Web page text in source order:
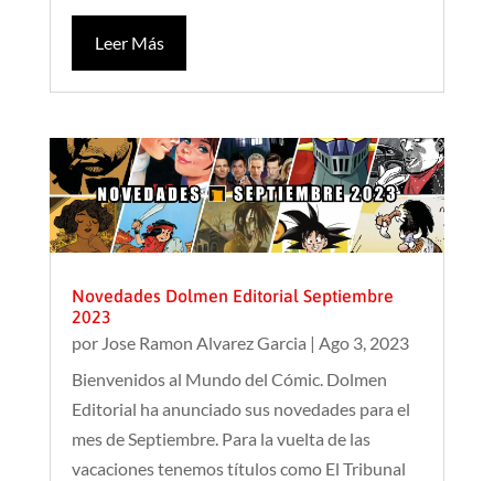
Leer Más
Novedades Dolmen Editorial Septiembre
2023
por Jose Ramon Alvarez Garcia | Ago 3, 2023
Bienvenidos al Mundo del Cómic. Dolmen
Editorial ha anunciado sus novedades para el
mes de Septiembre. Para la vuelta de las
vacaciones tenemos títulos como El Tribunal